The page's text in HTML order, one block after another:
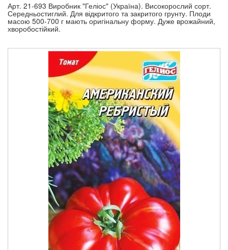
Арт. 21-693 Виробник "Геліос" (Україна). Високорослий сорт.
Середньостиглий. Для відкритого та закритого грунту. Плоди
масою 500-700 г мають оригінальну форму. Дуже врожайний,
хворобостійкий.